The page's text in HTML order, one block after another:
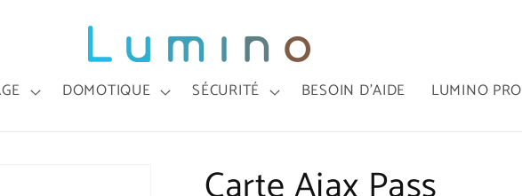
DOMOTIQUE SÉCURITÉ BESOIN D'AIDE LUMINO PRO